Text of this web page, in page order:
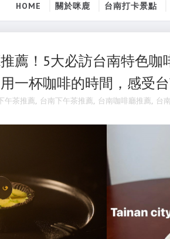
HOME 關於咪鹿 台南打卡景點
薦！5大必訪台南特色咖
一杯咖啡的時間，感受
午茶推薦, 台南下午茶推薦, 台南咖啡廳推薦, 台